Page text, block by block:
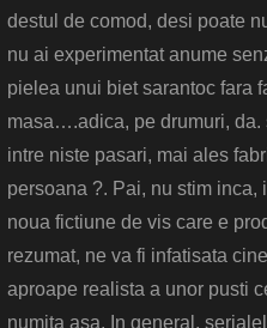
destul de comod, desi poate
nu ai experimentat anume
pielea unui biet sarantoc fara
masa….adica, pe drumuri, da.
intre niste pasari, mai ales
persoana ?. Pai, nu stim
noua fictiune de vis care e
rezumat, ne va fi infatisata
aproape realista a unor pusti
numita asa. In general,